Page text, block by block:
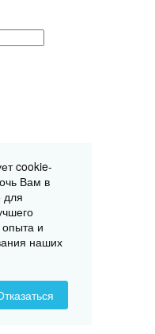
cookie-
Вам в
для
опыта и
наших